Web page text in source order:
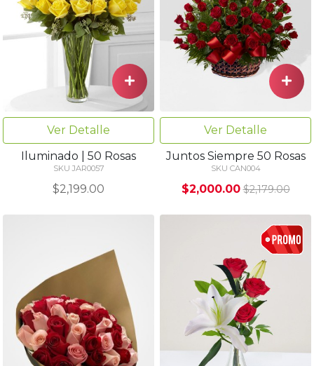
Ver Detalle
Iluminado | 50 Rosas
SKU JAR0057
$2,199.00
Ver Detalle
Juntos Siempre 50 Rosas
SKU CAN004
$2,000.00 $2,179.00